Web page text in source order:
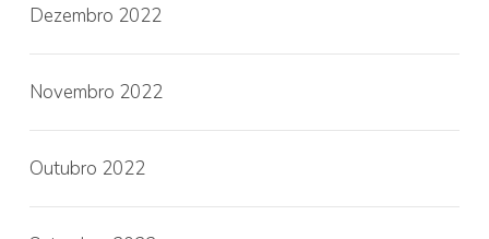
Dezembro 2022
Novembro 2022
Outubro 2022